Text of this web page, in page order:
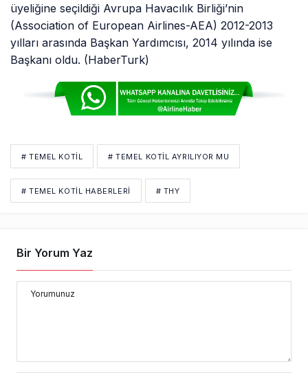
üyeliğine seçildiği Avrupa Havacılık Birliği’nin
(Association of European Airlines-AEA) 2012-2013
yılları arasında Başkan Yardımcısı, 2014 yılında ise
Başkanı oldu. (HaberTurk)
# TEMEL KOTIL # TEMEL KOTIL AYRILIYOR MU
# TEMEL KOTIL HABERLERI # THY
Bir Yorum Yaz
Yorumunuz